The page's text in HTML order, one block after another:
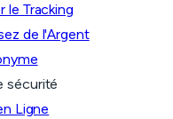
le Tracking
de l'Argent
sécurité
Ligne